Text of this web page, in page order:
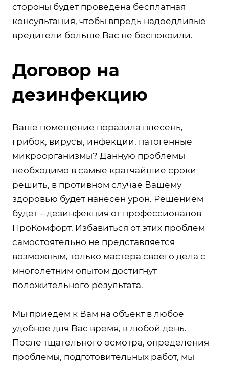
стороны будет проведена бесплатная
консультация, чтобы впредь надоедливые
вредители больше Вас не беспокоили.
Договор на
дезинфекцию
Ваше помещение поразила плесень,
грибок, вирусы, инфекции, патогенные
микроорганизмы? Данную проблемы
необходимо в самые кратчайшие сроки
решить, в противном случае Вашему
здоровью будет нанесен урон. Решением
будет – дезинфекция от профессионалов
ПроКомфорт. Избавиться от этих проблем
самостоятельно не представляется
возможным, только мастера своего дела с
многолетним опытом достигнут
положительного результата.
Мы приедем к Вам на объект в любое
удобное для Вас время, в любой день.
После тщательного осмотра, определения
проблемы, подготовительных работ, мы